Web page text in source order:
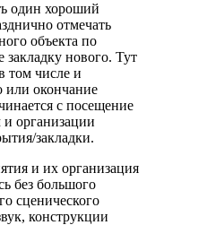
один хороший
отмечать
объекта по
закладку нового. Тут
том числе и
или окончание
с посещение
и организации
закладки.
и их организация
без большого
сценического
конструкции